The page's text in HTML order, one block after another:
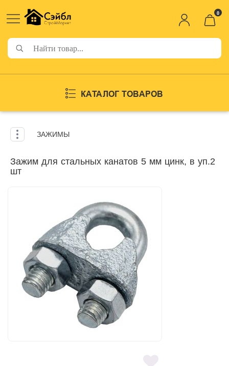
0
КАТАЛОГ ТОВАРОВ
ЗАЖИМЫ
Зажим для стальных канатов 5 мм цинк, в уп.2
шт